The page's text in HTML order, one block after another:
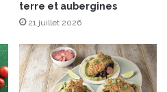
terre et aubergines
21 juillet 2026